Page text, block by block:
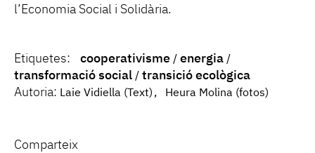
l’Economia Social i Solidària.
Etiquetes: cooperativisme
energia
transformació social
transició ecològica
Autoria: Laie Vidiella (Text) Heura Molina (fotos)
Comparteix